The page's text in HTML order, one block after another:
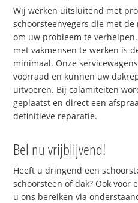
Wij werken uitsluitend met
schoorsteenvegers die met
om uw probleem te
met vakmensen te werken is
minimaal. Onze
voorraad en kunnen uw
uitvoeren. Bij calamiteiten
geplaatst en direct een
definitieve reparatie.
Bel nu vrijblijvend!
Heeft u dringend een
schoorsteen of dak? Ook
u ons bereiken via